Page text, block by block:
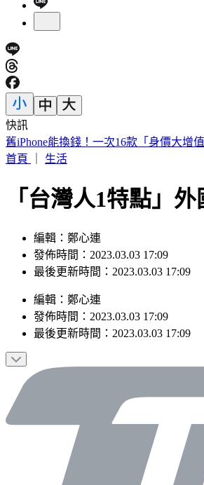
快訊
7月去過好萊塢環球影城小心！麻疹患
首頁
生活
「台灣人1特點」
編輯：鄭心連
發佈時間：2023.03.03 17:09
最後更新時間：2023.03.03 17:09
編輯 ： 鄭心連
發佈時間： 2023.03.03 17:09
最後更新時間： 2023.03.03 17:09